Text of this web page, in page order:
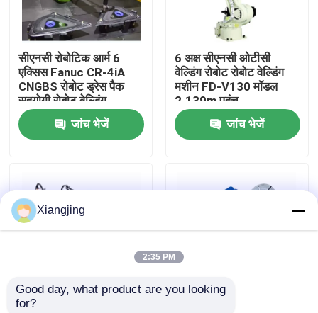
हमारे बारे में
कारखाना भ्रमण
गुणवत्ता नियंत्रण
ब्लॉग
एक उद्धरण का अनुरोध करें
औद्योगिक रोबोट बांह
सीएनसी रोबोटिक आर्म 6
एक्सिस Fanuc CR-4iA
CNGBS रोबोट ड्रेस पैक
सहयोगी रोबोट वेल्डिंग
जांच भेजें
6 अक्ष सीएनसी ओटीसी
वेल्डिंग रोबोट रोबोट वेल्डिंग
मशीन FD-V130 मॉडल
2.139m पहुंच
जांच भेजें
फैनुक औद्योगिक रोबोट R-
Xiangjing
2:35 PM
Good day, what product are you looking
for?